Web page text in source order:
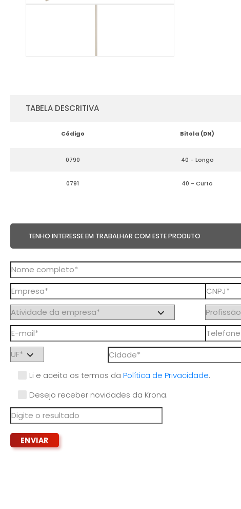
TABELA DESCRITIVA
Código Bitola (DN)
0790 40 - Longo
0791 40 - Curto
TENHO INTERESSE EM TRABALHAR COM ESTE PRODUTO
Li e aceito os termos da Política de Privacidade.
Desejo receber novidades da Krona.